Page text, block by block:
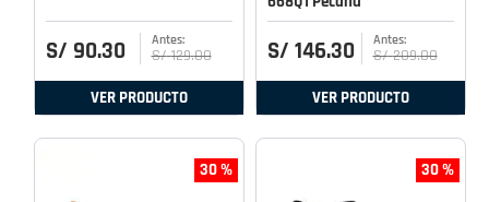
S/ 90.30 S/ 129.00
VER PRODUCTO
S/ 146.30 S/ 209.00
VER PRODUCTO
30 % 30 %